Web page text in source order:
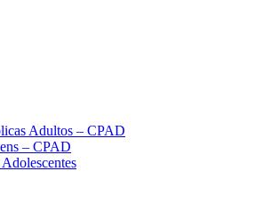
Adultos – CPAD
– CPAD